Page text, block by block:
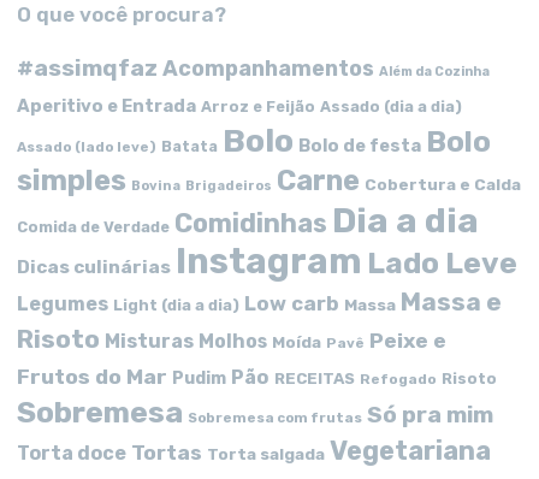
O que você procura?
#assimqfaz Acompanhamentos Além da Cozinha
Aperitivo e Entrada Arroz e Feijão Assado (dia a dia)
Assado (lado leve) Batata Bolo Bolo de festa Bolo
simples Bovina Brigadeiros Carne Cobertura e Calda
Comida de Verdade Comidinhas Dia a dia
Dicas culinárias Instagram Lado Leve
Legumes Light (dia a dia) Low carb Massa Massa e
Risoto Misturas Molhos Moída Pavê Peixe e
Frutos do Mar Pudim Pão RECEITAS Refogado Risoto
Sobremesa Sobremesa com frutas Só pra mim
Torta doce Tortas Torta salgada Vegetariana